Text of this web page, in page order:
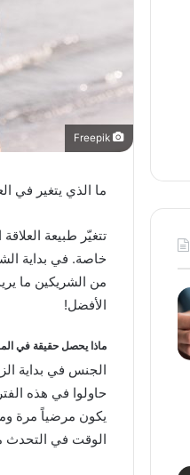
ما الذي يتغير في
تتغيّر طبيعة
خاصة. في بداية
من الشريكين ما
الأفضل!
ماذا يحصل حقيقة في المرحلة
الجنس في بداية
حاولوا في هذه
يكون مرضياً مرة
الوقت في التحدث